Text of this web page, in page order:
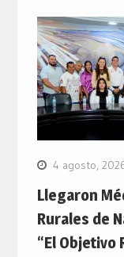
4 agosto,
Llegaron
Rurales de
“El Objetivo